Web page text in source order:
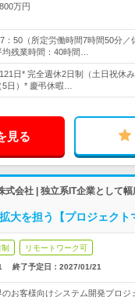
万円
：50（所定労働時間7時間50分／
均残業時間：40時間…
日* 完全週休2日制（土日祝休
日）* 慶弔休暇…
見る
式会社 | 独立系IT企業として
大を担う【プロジェクト
リモートワーク可
終了予定日： 2027/01/21
のお客様向けシステム開発プロジ